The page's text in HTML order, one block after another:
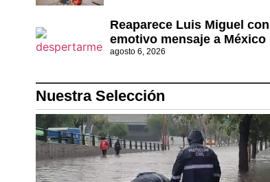
Reaparece Luis Miguel con
emotivo mensaje a México
agosto 6, 2026
Nuestra Selección